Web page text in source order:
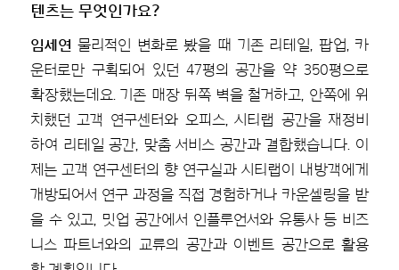
텐츠는 무엇인가요?
임세연 물리적인 변화로 봤을 때 기존 리테일, 팝업, 카
운터로만 구획되어 있던 47평의 공간을 약 350평으로
확장했는데요. 기존 매장 뒤쪽 벽을 철거하고, 안쪽에 위
치했던 고객 연구센터와 오피스, 시티랩 공간을 재정비
하여 리테일 공간, 맞춤 서비스 공간과 결합했습니다. 이
제는 고객 연구센터의 향 연구실과 시티랩이 내방객에게
개방되어서 연구 과정을 직접 경험하거나 카운셀링을 받
을 수 있고, 밋업 공간에서 인플루언서와 유통사 등 비즈
니스 파트너와의 교류의 공간과 이벤트 공간으로 활용